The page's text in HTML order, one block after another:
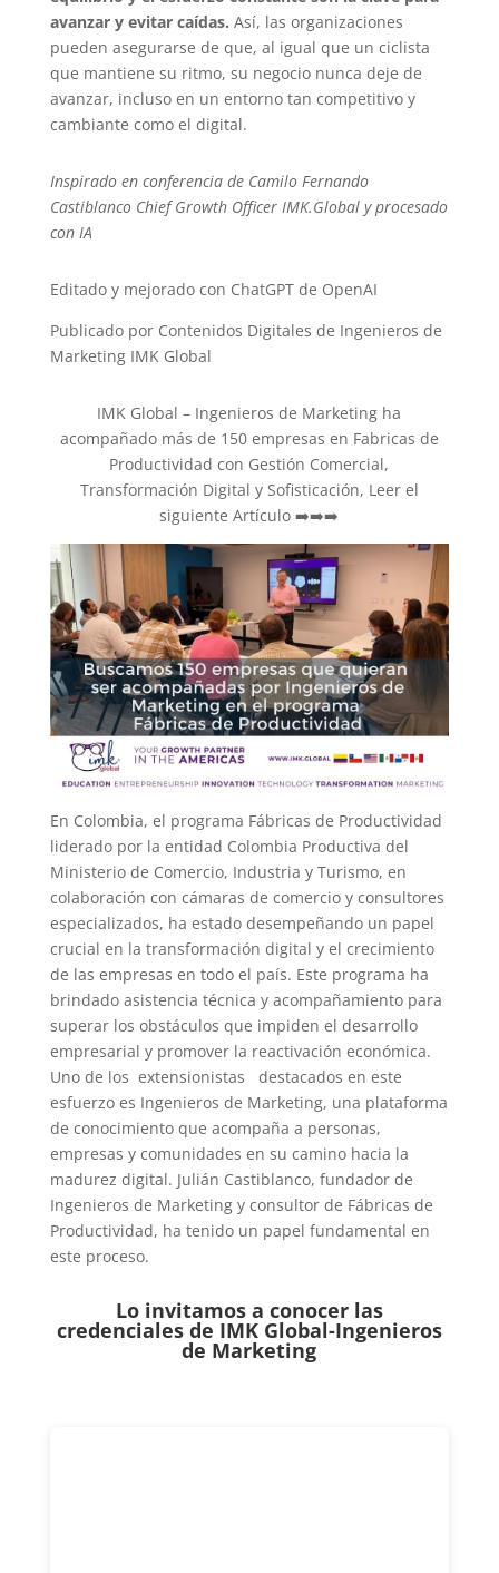
avanzar y evitar caídas. Así, las organizaciones
pueden asegurarse de que, al igual que un ciclista
que mantiene su ritmo, su negocio nunca deje de
avanzar, incluso en un entorno tan competitivo y
cambiante como el digital.
Inspirado en conferencia de Camilo Fernando
Castiblanco Chief Growth Officer IMK.Global y procesado
con IA
Editado y mejorado con ChatGPT de OpenAI
Publicado por Contenidos Digitales de Ingenieros de
Marketing IMK Global
IMK Global – Ingenieros de Marketing ha
acompañado más de 150 empresas en Fabricas de
Productividad con Gestión Comercial,
Transformación Digital y Sofisticación, Leer el
siguiente Artículo ➡️➡️➡️
En Colombia, el programa Fábricas de Productividad
liderado por la entidad Colombia Productiva del
Ministerio de Comercio, Industria y Turismo, en
colaboración con cámaras de comercio y consultores
especializados, ha estado desempeñando un papel
crucial en la transformación digital y el crecimiento
de las empresas en todo el país. Este programa ha
brindado asistencia técnica y acompañamiento para
superar los obstáculos que impiden el desarrollo
empresarial y promover la reactivación económica.
Uno de los extensionistas destacados en este
esfuerzo es Ingenieros de Marketing, una plataforma
de conocimiento que acompaña a personas,
empresas y comunidades en su camino hacia la
madurez digital. Julián Castiblanco, fundador de
Ingenieros de Marketing y consultor de Fábricas de
Productividad, ha tenido un papel fundamental en
este proceso.
Lo invitamos a conocer las
credenciales de IMK Global-Ingenieros
de Marketing